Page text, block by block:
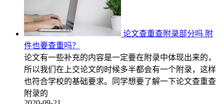
论文查重查附录部分吗 附
件也要查重吗？
论文有一些补充的内容是一定要在附录中体现出来的，
所以我们在上交论文的时候多半都会有一个附录，这样
也符合学校的基础要求。同学想要了解一下论文查重查
附录的